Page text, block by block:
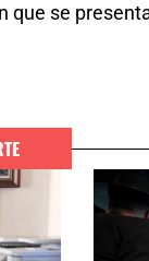
que se